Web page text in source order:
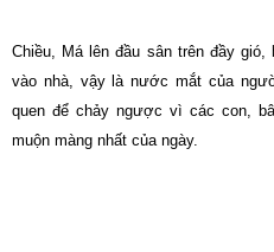
Chiều, Má lên đầu sân trên đầy
vào nhà, vậy là nước mắt của
quen để chảy ngược vì các con,
muộn màng nhất của ngày.